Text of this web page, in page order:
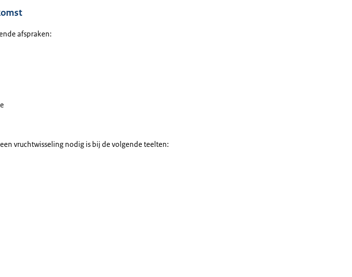
afspraken:
vruchtwisseling nodig is bij de volgende teelten: